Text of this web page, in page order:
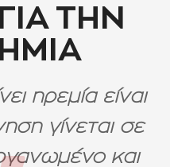
ΤΗΝ
ηρεμία είναι
γίνεται σε
και